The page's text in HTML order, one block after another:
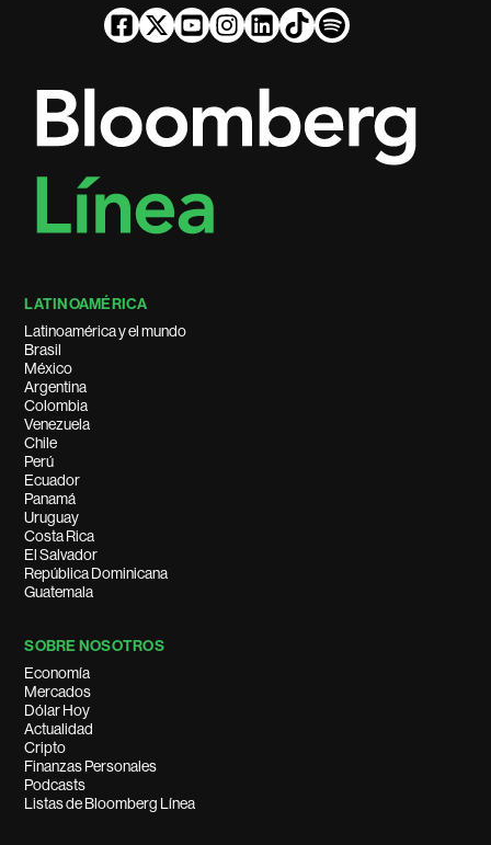
LATINOAMÉRICA
Latinoamérica y el mundo
Brasil
México
Argentina
Colombia
Venezuela
Chile
Perú
Ecuador
Panamá
Uruguay
Costa Rica
El Salvador
República Dominicana
Guatemala
SOBRE NOSOTROS
Economía
Mercados
Dólar Hoy
Actualidad
Cripto
Finanzas Personales
Podcasts
Listas de Bloomberg Línea